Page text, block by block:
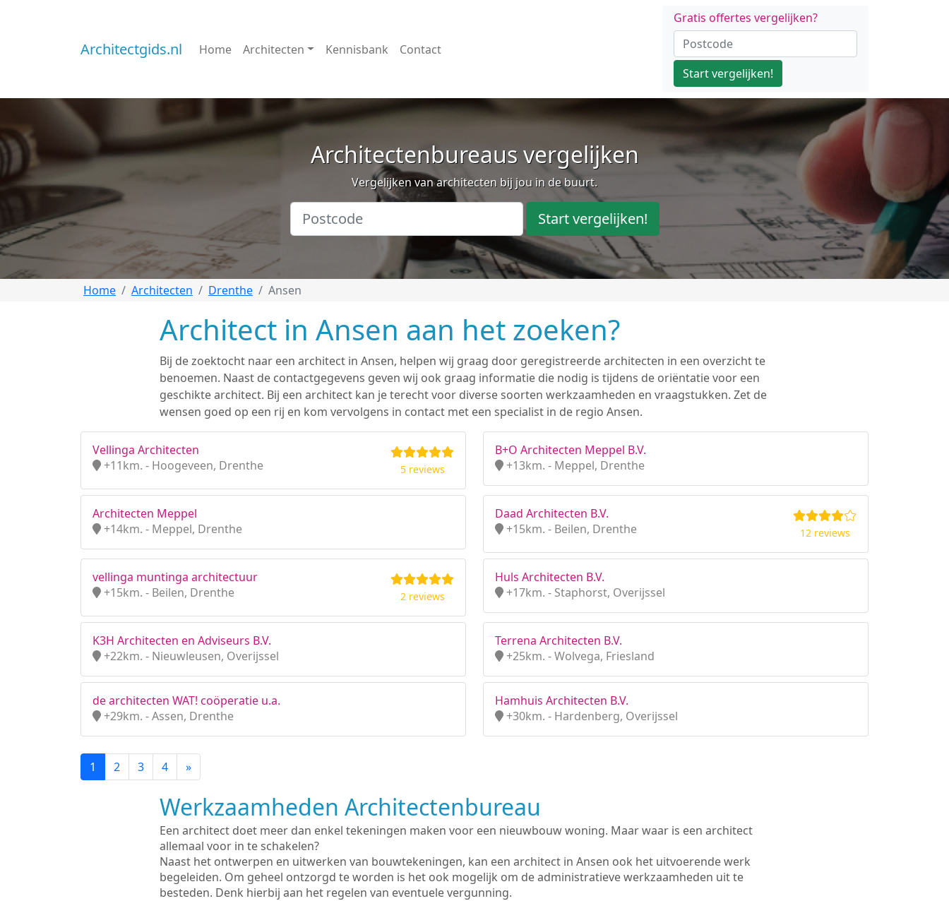
Architectgids.nl Home Architecten Kennisbank Contact
Gratis offertes vergelijken?
Start vergelijken!
Architectenbureaus vergelijken
Vergelijken van architecten bij jou in de buurt.
Start vergelijken!
Home Architecten Drenthe Ansen
Architect in Ansen aan het zoeken?
Bij de zoektocht naar een architect in Ansen, helpen wij graag door geregistreerde architecten in een overzicht te
benoemen. Naast de contactgegevens geven wij ook graag informatie die nodig is tijdens de oriëntatie voor een
geschikte architect. Bij een architect kan je terecht voor diverse soorten werkzaamheden en vraagstukken. Zet de
wensen goed op een rij en kom vervolgens in contact met een specialist in de regio Ansen.
Vellinga Architecten
+11km. - Hoogeveen, Drenthe
5 reviews
B+O Architecten Meppel B.V.
+13km. - Meppel, Drenthe
Architecten Meppel
+14km. - Meppel, Drenthe
Daad Architecten B.V.
+15km. - Beilen, Drenthe
12 reviews
vellinga muntinga architectuur
+15km. - Beilen, Drenthe
2 reviews
Huls Architecten B.V.
+17km. - Staphorst, Overijssel
K3H Architecten en Adviseurs B.V.
+22km. - Nieuwleusen, Overijssel
Terrena Architecten B.V.
+25km. - Wolvega, Friesland
de architecten WAT! coöperatie u.a.
+29km. - Assen, Drenthe
Hamhuis Architecten B.V.
+30km. - Hardenberg, Overijssel
1 2 3 4 »
Werkzaamheden Architectenbureau
Een architect doet meer dan enkel tekeningen maken voor een nieuwbouw woning. Maar waar is een architect
allemaal voor in te schakelen?
Naast het ontwerpen en uitwerken van bouwtekeningen, kan een architect in Ansen ook het uitvoerende werk
begeleiden. Om geheel ontzorgd te worden is het ook mogelijk om de administratieve werkzaamheden uit te
besteden. Denk hierbij aan het regelen van eventuele vergunning.